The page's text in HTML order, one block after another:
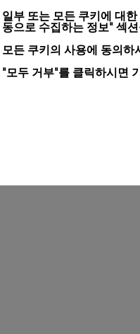
이의 오토매틱 무브먼트,
탑재하고 있어 60초마다 한
본래 파일럿을 위해 디자인
한 후 재작동시키는 3가지
를 즉시 재설정 및 재작동시
두 가지 특허받은 메커니
일부 또는 모든 쿠키에 대
동으로 수집하는 정보" 섹
모든 쿠키의 사용에 동의
"모두 거부"를 클릭하시면